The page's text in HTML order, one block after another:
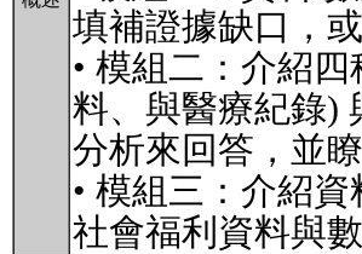
填補證據缺口，
• 模組二：介紹
料、與醫療紀錄)
分析來回答，並
• 模組三：介紹
社會福利資料與